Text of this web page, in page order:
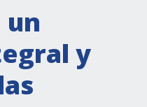
un
y